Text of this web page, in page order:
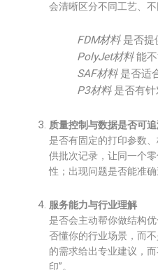
会清晰区分不同工艺、
FDM材料是否提
PolyJet材料能不
SAF材料是否适
P3材料是否有针
质量控制与数据是否可追
是否有固定的打印参数
供批次记录，让同一个
性；出现问题是否能准确
服务能力与行业理解
是否会主动帮你做结构
否懂你的行业场景，而
的需求给出专业建议，
印”。